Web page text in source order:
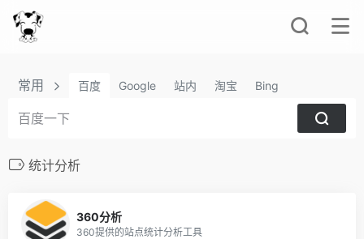
常用 百度 Google 站内 淘宝 Bing
统计分析
360分析
360提供的站点统计分析工具